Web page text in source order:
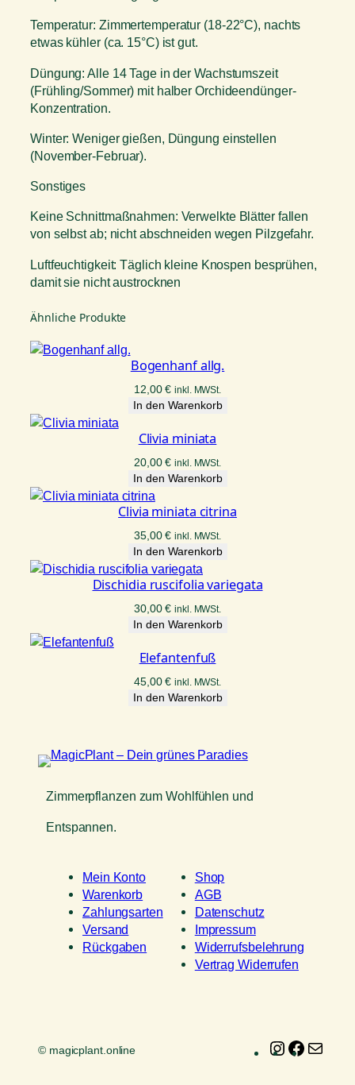
Temperatur: Zimmertemperatur (18-22°C), nachts
etwas kühler (ca. 15°C) ist gut.
Düngung: Alle 14 Tage in der Wachstumszeit
(Frühling/Sommer) mit halber Orchideendünger-
Konzentration.
Winter: Weniger gießen, Düngung einstellen
(November-Februar).
Sonstiges
Keine Schnittmaßnahmen: Verwelkte Blätter fallen
von selbst ab; nicht abschneiden wegen Pilzgefahr.
Luftfeuchtigkeit: Täglich kleine Knospen besprühen,
damit sie nicht austrocknen
Ähnliche Produkte
Bogenhanf allg.
12,00€ inkl. MWSt.
In den Warenkorb
Clivia miniata
20,00€ inkl. MWSt.
In den Warenkorb
Clivia miniata citrina
35,00€ inkl. MWSt.
In den Warenkorb
Dischidia ruscifolia variegata
30,00€ inkl. MWSt.
In den Warenkorb
Elefantenfuß
45,00€ inkl. MWSt.
In den Warenkorb
Zimmerpflanzen zum Wohlfühlen und
Entspannen.
Mein Konto
Warenkorb
Zahlungsarten
Versand
Rückgaben
Shop
AGB
Datenschutz
Impressum
Widerrufsbelehrung
Vertrag Widerrufen
© magicplant.online Instagram